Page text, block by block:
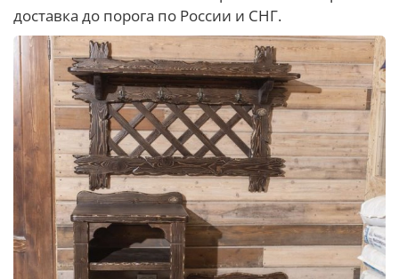
доставка до порога по России и СНГ.